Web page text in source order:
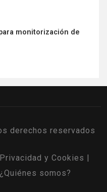
monitorización de
derechos reservados
y Cookies |
¿Quiénes somos?